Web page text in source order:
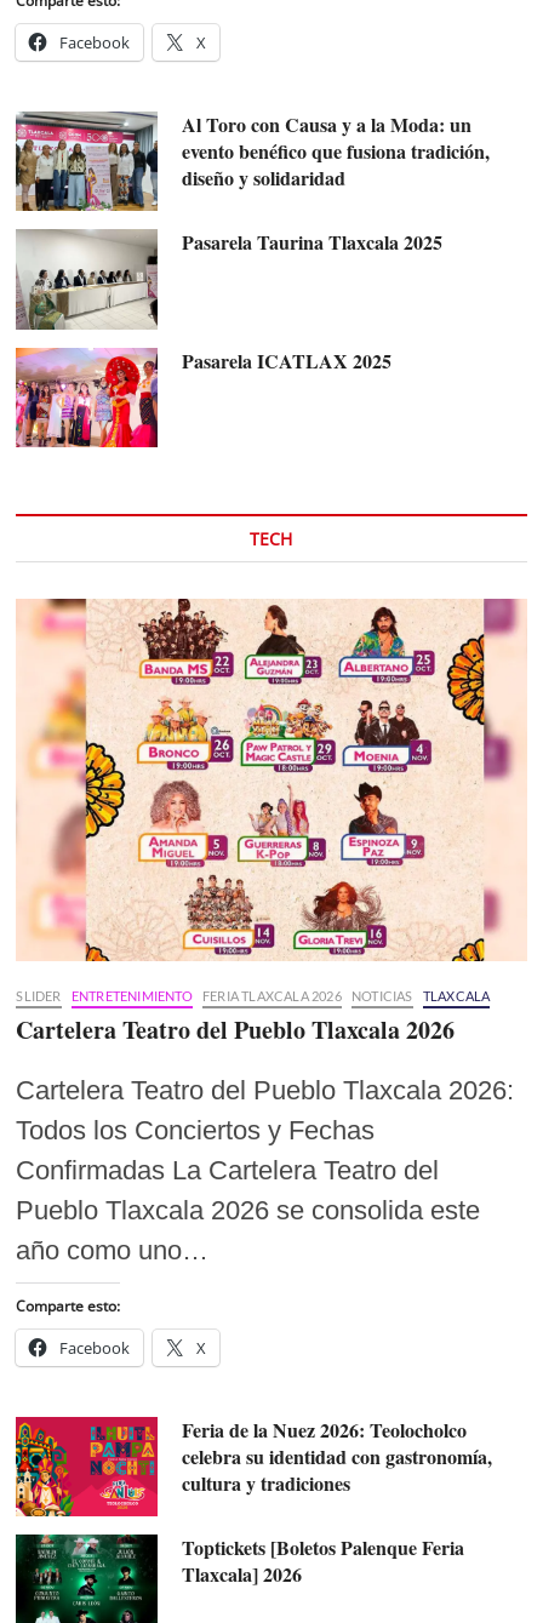
Facebook X
Al Toro con Causa y a la Moda: un
evento benéfico que fusiona tradición,
diseño y solidaridad
Pasarela Taurina Tlaxcala 2025
Pasarela ICATLAX 2025
TECH
SLIDER ENTRETENIMIENTO FERIA TLAXCALA 2026 NOTICIAS TLAXCALA
Cartelera Teatro del Pueblo Tlaxcala 2026
Cartelera Teatro del Pueblo Tlaxcala 2026:
Todos los Conciertos y Fechas
Confirmadas La Cartelera Teatro del
Pueblo Tlaxcala 2026 se consolida este
año como uno…
Comparte esto:
Facebook X
Feria de la Nuez 2026: Teolocholco
celebra su identidad con gastronomía,
cultura y tradiciones
Toptickets [Boletos Palenque Feria
Tlaxcala] 2026